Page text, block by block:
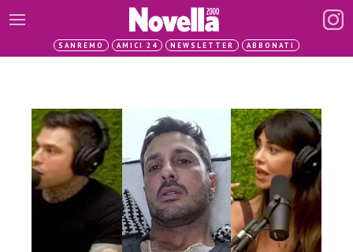
SANREMO AMICI 24 NEWSLETTER ABBONATI